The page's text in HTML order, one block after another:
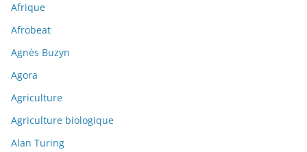
Afrique
Afrobeat
Agnès Buzyn
Agora
Agriculture
Agriculture biologique
Alan Turing